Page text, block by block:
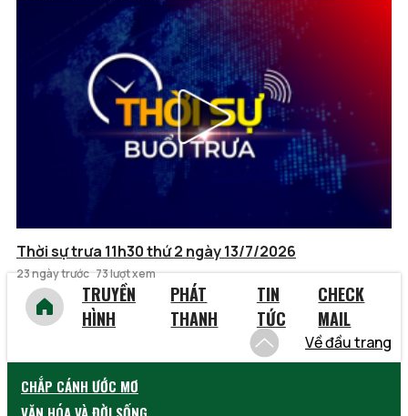
Thời sự trưa 11h30 thứ 2 ngày 13/7/2026
23 ngày trước 73 lượt xem
TRUYỀN
HÌNH
PHÁT
THANH
TIN
TỨC
CHECK
MAIL
Về đầu trang
CHẮP CÁNH ƯỚC MƠ